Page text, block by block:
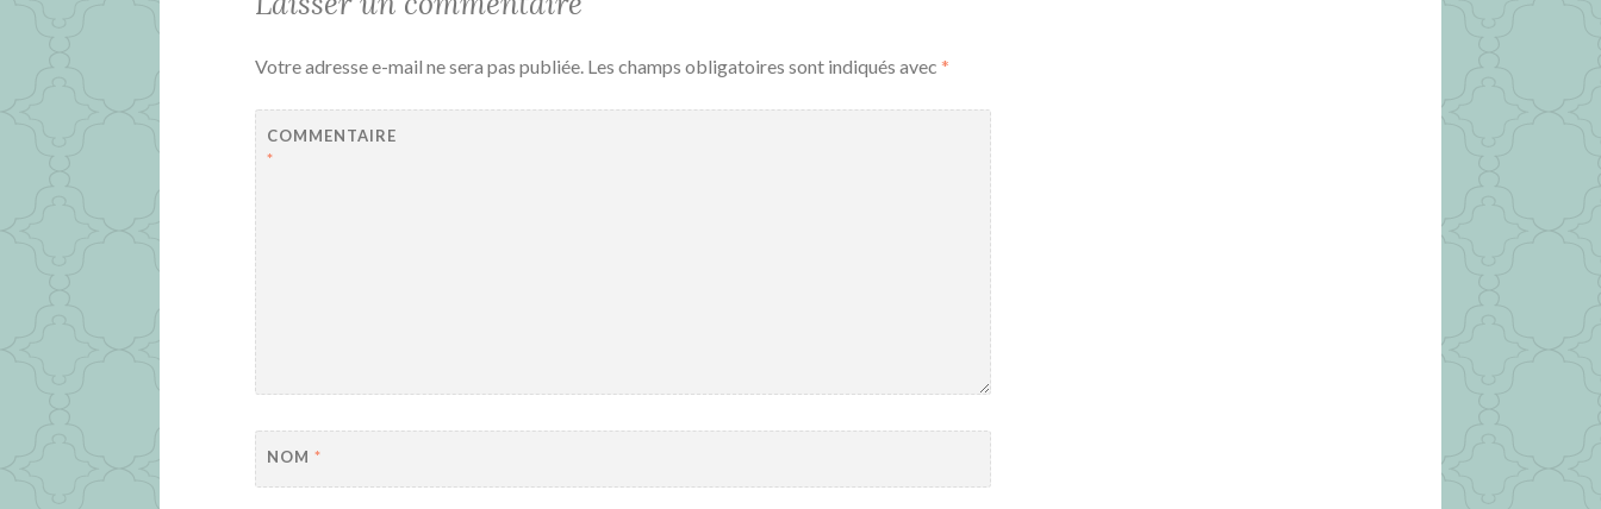
Votre adresse e-mail ne sera pas publiée. Les champs obligatoires sont indiqués avec*
COMMENTAIRE
*
NOM*